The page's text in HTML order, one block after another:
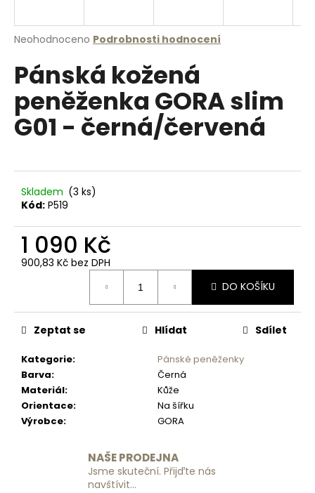
Průměrné
produktu
je
5
hvězdiček.
Neohodnoceno Podrobnosti hodnocení
Pánská kožená
peněženka GORA slim
G01 - černá/červená
Skladem (3 ks)
Kód: P519
1 090 Kč
900,83 Kč bez DPH
DO KOŠÍKU
Kategorie:
Pánské peněženky
Barva:
Černá
Materiál:
Kůže
Orientace:
Na šířku
Výrobce: GORA
Zeptat se Hlídat Sdílet
NAŠE PRODEJNA
Jsme skuteční. Přijďte nás
navštívit...
j
t
?
D
o
p
o
č
u
e
m
e